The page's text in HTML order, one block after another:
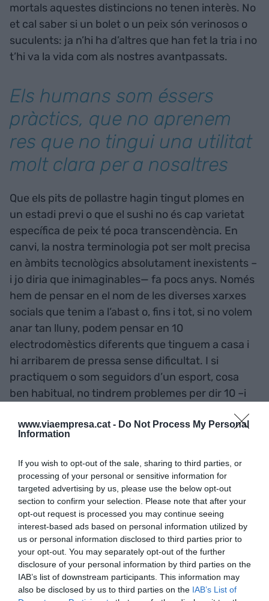
www.viaempresa.cat - Do Not Process My Personal
Information
If you wish to opt-out of the sale, sharing to third parties, or
processing of your personal or sensitive information for
targeted advertising by us, please use the below opt-out
section to confirm your selection. Please note that after your
opt-out request is processed you may continue seeing
interest-based ads based on personal information utilized by
us or personal information disclosed to third parties prior to
your opt-out. You may separately opt-out of the further
disclosure of your personal information by third parties on the
IAB’s list of downstream participants. This information may
also be disclosed by us to third parties on the IAB’s List of
mortals aquestes distincions no tenen interès. No
et cal saber si un bolet o un peix són verinosos o
suculents: ja n’hi ha d’altres que han fet la tria i no
t’hi va la vida com als nostres avantpassats.
Els humans som éssers
pràctics, que no aprenem
res que no tingui una utilitat
molt clara per a nosaltres
Que els pits de pollastre hagin tingut plomes en
un estadi previ o que el sushi no és cap varietat
específica de peix té poca transcendència. En
canvi, la nostra terminologia pot ser molt precisa
en àmbits tecnològics absolutament inexistents –
i jo diria que inimaginables— fa pocs anys. Només
hem de pensar en el nom de les diverses xarxes
socials que tenim a l’abast o, fins i tot, si no volem
anar tan lluny, podem pensar en 10
electrodomèstics diferents que tinguem a casa i
hi arribarem de pressa sense dificultat. I si
practiquem o som seguidors d’un esport, cosa
ben habitual, no tindrem problemes per dir 10 –i
Diccionari general de l’esporthi tenim gairebé
Podem concloure, doncs, que els humans som
éssers molt pràctics, que no aprenem res que no
tingui una utilitat molt clara per a nosaltres, i que
els nostres interessos històricament han anat
variant al llarg del temps, d’una manera
accelerada els darrers anys. Per tant, la nostra
terminologia a escala col·lectiva és sens dubte
molt més rica que no ho ha estat mai, amb un